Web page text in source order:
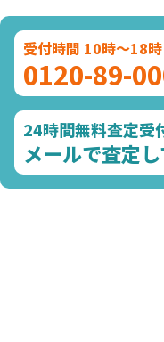
受付時間 10時～18
0120-89-
24時間無料査定受
メールで査定